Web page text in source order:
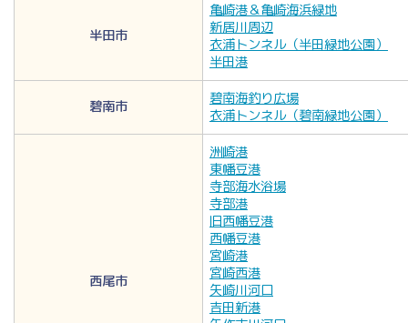
半田市
亀崎港＆亀崎海浜緑地
新居川周辺
衣浦トンネル（半田緑地公園）
半田港
碧南市
碧南海釣り広場
衣浦トンネル（碧南緑地公園）
西尾市
洲崎港
東幡豆港
寺部海水浴場
寺部港
旧西幡豆港
西幡豆港
宮崎港
宮崎西港
矢崎川河口
吉田新港